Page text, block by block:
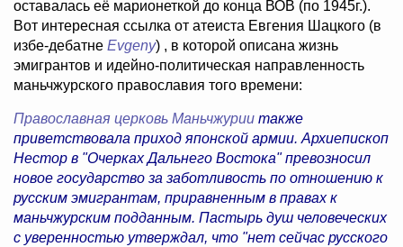
оставалась её марионеткой до конца ВОВ (по 1945г.).
Вот интересная ссылка от атеиста Евгения Шацкого (в
избе-дебатне Evgeny) , в которой описана жизнь
эмигрантов и идейно-политическая направленность
маньчжурского православия того времени:
Православная церковь Маньчжурии также
приветствовала приход японской армии. Архиепископ
Нестор в "Очерках Дальнего Востока" превозносил
новое государство за заботливость по отношению к
русским эмигрантам, приравненным в правах к
маньчжурским подданным. Пастырь душ человеческих
с уверенностью утверждал, что "нет сейчас русского